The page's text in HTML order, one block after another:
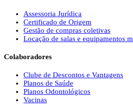
Assessoria Jurídica
Certificado de Origem
Gestão de compras coletivas
Locação de salas e equipamentos
Colaboradores
Clube de Descontos e Vantagens
Planos de Saúde
Planos Odontológicos
Vacinas